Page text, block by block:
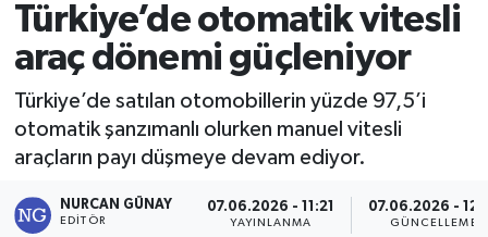
Türkiye’de otomatik vitesli
araç dönemi güçleniyor
Türkiye’de satılan otomobillerin yüzde 97,5’i
otomatik şanzımanlı olurken manuel vitesli
araçların payı düşmeye devam ediyor.
NURCAN GÜNAY
EDITÖR
07.06.2026 - 11:21
YAYINLANMA
07.06.2026 -
GÜNCELLEME
Bölge
Çavdarhisar
Domaniç
Son Dakika Haberleri
Haber Arşivi